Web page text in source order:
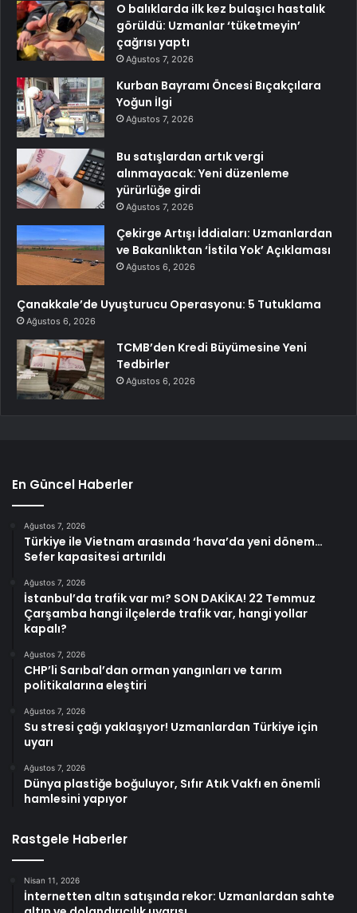
O balıklarda ilk kez bulaşıcı hastalık
görüldü: Uzmanlar ‘tüketmeyin’
çağrısı yaptı
Ağustos 7, 2026
Kurban Bayramı Öncesi Bıçakçılara
Yoğun İlgi
Ağustos 7, 2026
Bu satışlardan artık vergi
alınmayacak: Yeni düzenleme
yürürlüğe girdi
Ağustos 7, 2026
Çekirge Artışı İddiaları: Uzmanlardan
ve Bakanlıktan ‘İstila Yok’ Açıklaması
Ağustos 6, 2026
Çanakkale’de Uyuşturucu Operasyonu: 5 Tutuklama
Ağustos 6, 2026
TCMB’den Kredi Büyümesine Yeni
Tedbirler
Ağustos 6, 2026
En Güncel Haberler
Ağustos 7, 2026
Türkiye ile Vietnam arasında ‘hava’da yeni dönem…
Sefer kapasitesi artırıldı
Ağustos 7, 2026
İstanbul’da trafik var mı? SON DAKİKA! 22 Temmuz
Çarşamba hangi ilçelerde trafik var, hangi yollar
kapalı?
Ağustos 7, 2026
CHP’li Sarıbal’dan orman yangınları ve tarım
politikalarına eleştiri
Ağustos 7, 2026
Su stresi çağı yaklaşıyor! Uzmanlardan Türkiye için
uyarı
Ağustos 7, 2026
Dünya plastiğe boğuluyor, Sıfır Atık Vakfı en önemli
hamlesini yapıyor
Rastgele Haberler
Nisan 11, 2026
İnternetten altın satışında rekor: Uzmanlardan sahte